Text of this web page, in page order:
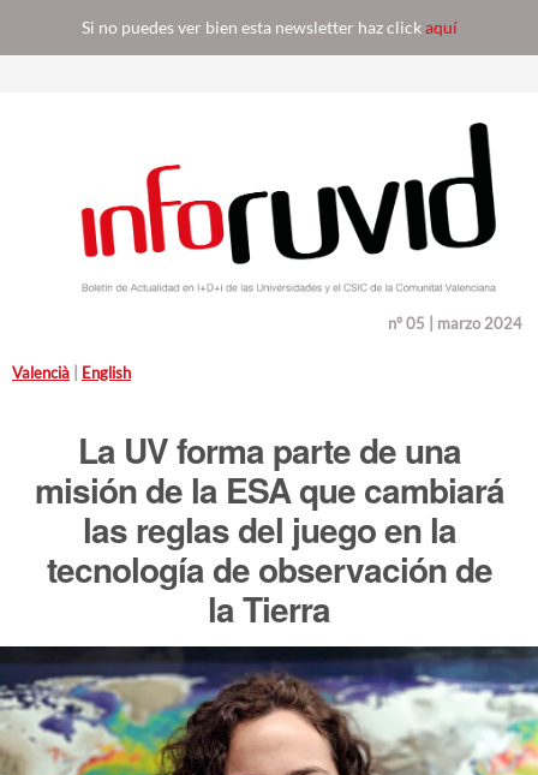
Si no puedes ver bien esta newsletter haz clickaquí
nº 05 | marzo 2024
Valencià English
La UV forma parte de una
misión de la ESA que cambiará
las reglas del juego en la
tecnología de observación de
la Tierra